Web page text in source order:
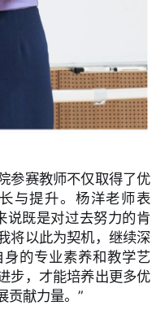
参赛教师不仅取得了优
与提升。杨洋老师表
说既是对过去努力的肯
将以此为契机，继续深
的专业素养和教学艺
步，才能培养出更多优
贡献力量。”